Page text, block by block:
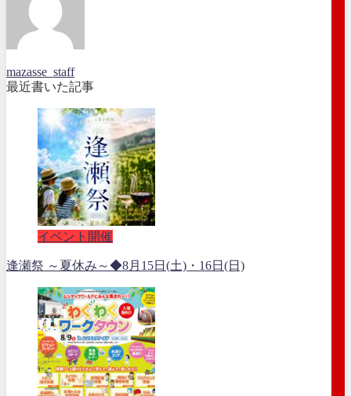
mazasse_staff
最近書いた記事
イベント開催
逢瀬祭 ～夏休み～◆8月15日(土)・16日(日)